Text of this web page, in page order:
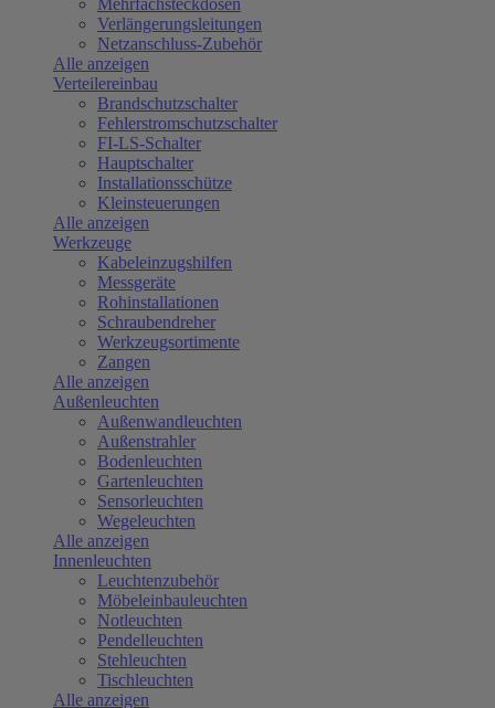
Mehrfachsteckdosen
Verlängerungsleitungen
Netzanschluss-Zubehör
Alle anzeigen
Verteilereinbau
Brandschutzschalter
Fehlerstromschutzschalter
FI-LS-Schalter
Hauptschalter
Installationsschütze
Kleinsteuerungen
Alle anzeigen
Werkzeuge
Kabeleinzugshilfen
Messgeräte
Rohinstallationen
Schraubendreher
Werkzeugsortimente
Zangen
Alle anzeigen
Außenleuchten
Außenwandleuchten
Außenstrahler
Bodenleuchten
Gartenleuchten
Sensorleuchten
Wegeleuchten
Alle anzeigen
Innenleuchten
Leuchtenzubehör
Möbeleinbauleuchten
Notleuchten
Pendelleuchten
Stehleuchten
Tischleuchten
Alle anzeigen